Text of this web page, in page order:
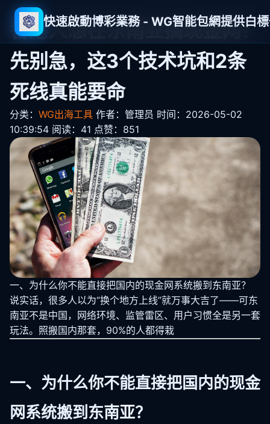
快速啟動博彩業務 - WG智能包網提供白
香港人想在东南亚搞现金网？
先别急，这3个技术坑和2条
死线真能要命
分类： WG出海工具 作者：管理员 时间：2026-05-02
10:39:54 阅读：41 点赞：851
一、为什么你不能直接把国内的现金网系统搬到东南亚？
说实话，很多人以为“换个地方上线”就万事大吉了——可东
南亚不是中国，网络环境、监管雷区、用户习惯全是另一套
玩法。照搬国内那套，90%的人都得栽
一、为什么你不能直接把国内的现金
网系统搬到东南亚？